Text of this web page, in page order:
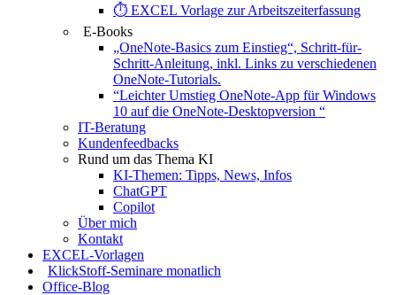
⏱️ EXCEL Vorlage zur Arbeitszeiterfassung
E-Books
„OneNote-Basics zum Einstieg“, Schritt-für-
Schritt-Anleitung, inkl. Links zu verschiedenen
OneNote-Tutorials.
“Leichter Umstieg OneNote-App für Windows
10 auf die OneNote-Desktopversion “
IT-Beratung
Kundenfeedbacks
Rund um das Thema KI
KI-Themen: Tipps, News, Infos
ChatGPT
Copilot
Über mich
Kontakt
EXCEL-Vorlagen
KlickStoff-Seminare monatlich
Office-Blog